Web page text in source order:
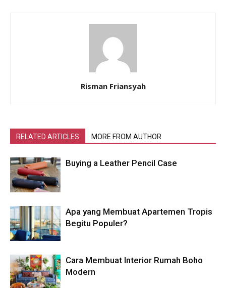
Risman Friansyah
RELATED ARTICLES MORE FROM AUTHOR
Buying a Leather Pencil Case
Apa yang Membuat Apartemen Tropis
Begitu Populer?
Cara Membuat Interior Rumah Boho
Modern